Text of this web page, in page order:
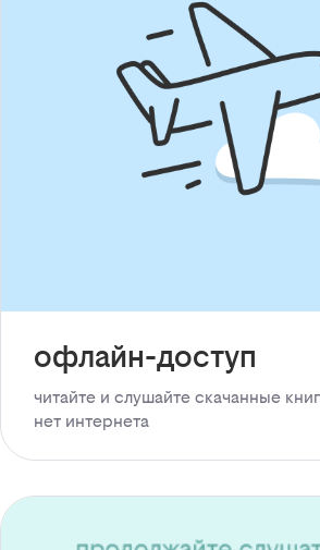
офлайн-доступ
читайте и слушайте скачанные
нет интернета